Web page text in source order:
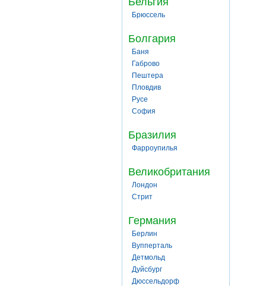
Брюссель
Болгария
Баня
Габрово
Пештера
Пловдив
Русе
София
Бразилия
Фарроупилья
Великобритания
Лондон
Стрит
Германия
Берлин
Вупперталь
Детмольд
Дуйсбург
Дюссельдорф